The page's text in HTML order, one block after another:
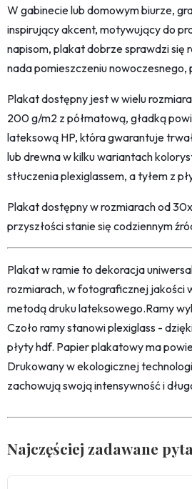
W gabinecie lub domowym biurze,
inspirujący akcent, motywujący do
napisom, plakat dobrze sprawdzi się
nada pomieszczeniu
Plakat dostępny jest w wielu
200 g/m2 z półmatową, gładką
lateksową HP, która gwarantuje
lub drewna w kilku wariantach
stłuczenia plexiglassem, a tyłem z
Plakat dostępny w rozmiarach od
przyszłości stanie się codziennym
Plakat w ramie to dekoracja
rozmiarach, w fotograficznej jakości
metodą druku lateksowego.Ramy
Czoło ramy stanowi plexiglass -
płyty hdf. Papier plakatowy ma
Drukowany w ekologicznej
zachowują swoją intensywność i
Najczęściej zadawane